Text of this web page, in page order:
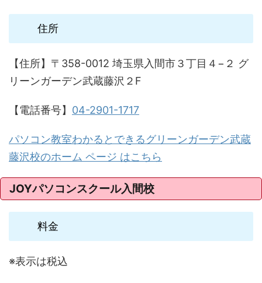
住所
【住所】〒358-0012 埼玉県入間市３丁目４−２ グ
リーンガーデン武蔵藤沢２F
【電話番号】 04-2901-1717
パソコン教室わかるとできるグリーンガーデン武蔵
藤沢校のホーム ページ はこちら
JOYパソコンスクール入間校
料金
※表示は税込